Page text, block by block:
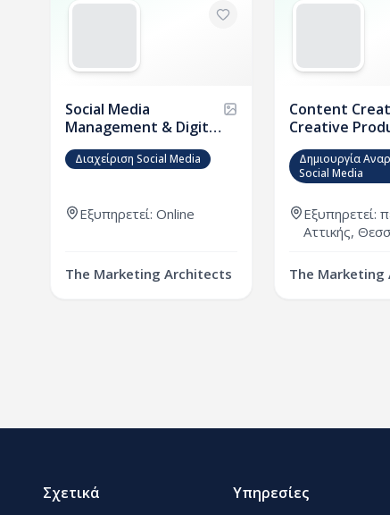
Social Media
Management & Digital
Growth
Διαχείριση Social Media
Εξυπηρετεί: Online
The Marketing Architects
Content
Creative
Δημιουργία
Social Media
Εξυπηρετεί:
Αττικής,
The Marketing
Σχετικά Υπηρεσίες